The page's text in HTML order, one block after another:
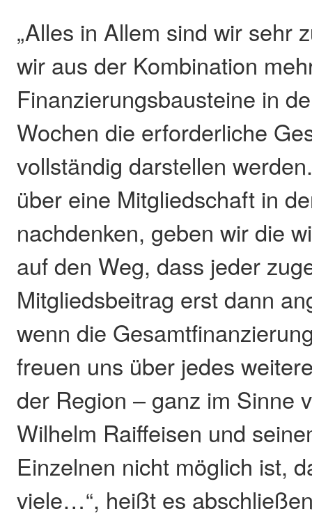
„Alles in Allem sind wir sehr
wir aus der Kombination
Finanzierungsbausteine in
Wochen die erforderliche
vollständig darstellen
über eine Mitgliedschaft in
nachdenken, geben wir die
auf den Weg, dass jeder
Mitgliedsbeitrag erst dann
wenn die
freuen uns über jedes
der Region – ganz im Sinne
Wilhelm Raiffeisen und
Einzelnen nicht möglich ist,
viele…“, heißt es